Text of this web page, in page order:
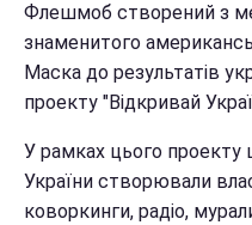
Флешмоб створений з
знаменитого
Маска до результатів
проекту "Відкривай
У рамках цього проекту
України створювали
коворкинги, радіо,